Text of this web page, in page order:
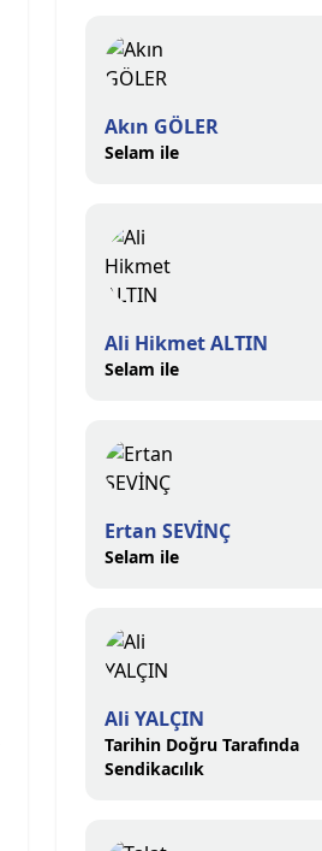
Akın GÖLER
Selam ile
Ali Hikmet ALTIN
Selam ile
Ertan SEVİNÇ
Selam ile
Ali YALÇIN
Tarihin Doğru Tarafında
Sendikacılık